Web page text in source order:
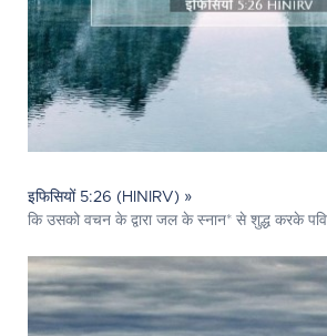
इफिसियों 5:26 (HINIRV) »
कि उसको वचन के द्वारा जल के स्नान* से शुद्ध करके